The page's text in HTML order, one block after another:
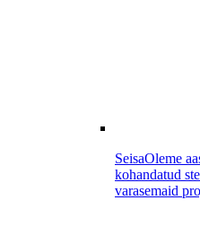
SeisaOleme
kohandatud
varasemaid